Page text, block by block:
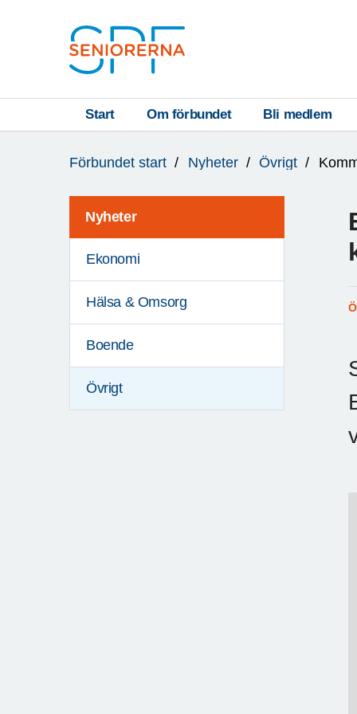
Start Om förbundet Bli medlem
är
Förbundet start Nyheter Övrigt
Nyheter
Ekonomi
Hälsa & Omsorg
Boende
Övrigt